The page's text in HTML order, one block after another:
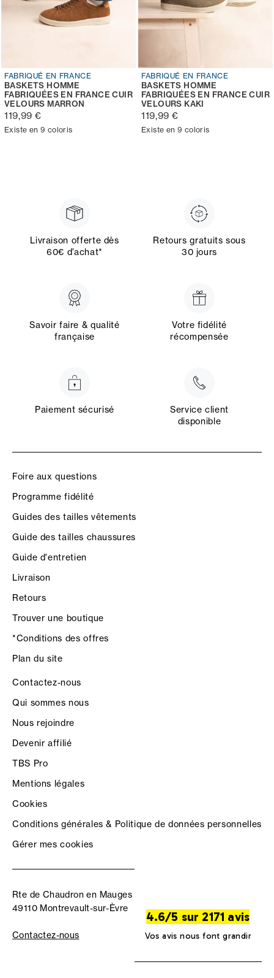
FABRIQUÉ EN FRANCE
BASKETS HOMME
FABRIQUÉES EN FRANCE CUIR
VELOURS MARRON
119,99 €
Existe en 9 coloris
FABRIQUÉ EN FRANCE
BASKETS HOMME
FABRIQUÉES EN FRANCE CUIR
VELOURS KAKI
119,99 €
Existe en 9 coloris
Livraison offerte dès
60€ d’achat*
Retours gratuits sous
30 jours
Savoir faire & qualité
française
Votre fidélité
récompensée
Paiement sécurisé
Service client
disponible
Foire aux questions
Programme fidélité
Guides des tailles vêtements
Guide des tailles chaussures
Guide d'entretien
Livraison
Retours
Trouver une boutique
*Conditions des offres
Plan du site
Contactez-nous
Qui sommes nous
Nous rejoindre
Devenir affilié
TBS Pro
Mentions légales
Cookies
Conditions générales & Politique de données personnelles
Gérer mes cookies
Rte de Chaudron en Mauges
49110 Montrevault-sur-Èvre
Contactez-nous
4.6/5 sur 2171 avis
Vos avis nous font grandir